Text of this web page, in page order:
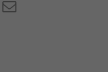
E-